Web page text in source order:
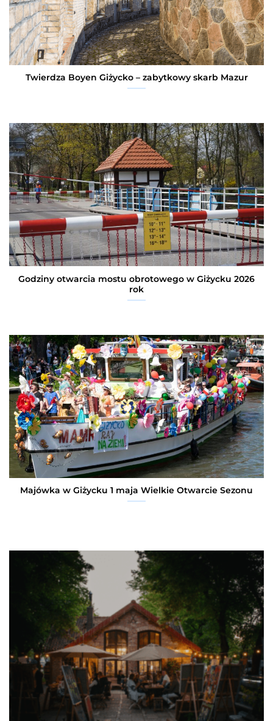
Twierdza Boyen Giżycko – zabytkowy skarb Mazur
Godziny otwarcia mostu obrotowego w Giżycku 2026
rok
Majówka w Giżycku 1 maja Wielkie Otwarcie Sezonu